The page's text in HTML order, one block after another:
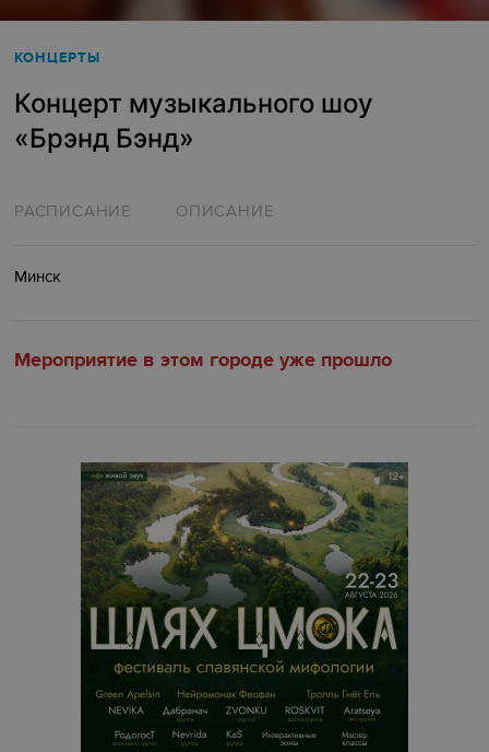
КОНЦЕРТЫ
Концерт музыкального шоу
«‎Брэнд Бэнд»
РАСПИСАНИЕ ОПИСАНИЕ
Минск
Мероприятие в этом городе уже прошло